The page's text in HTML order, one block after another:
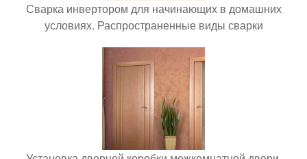
Сварка инвертором для начинающих в домашних
условиях. Распространенные виды сварки